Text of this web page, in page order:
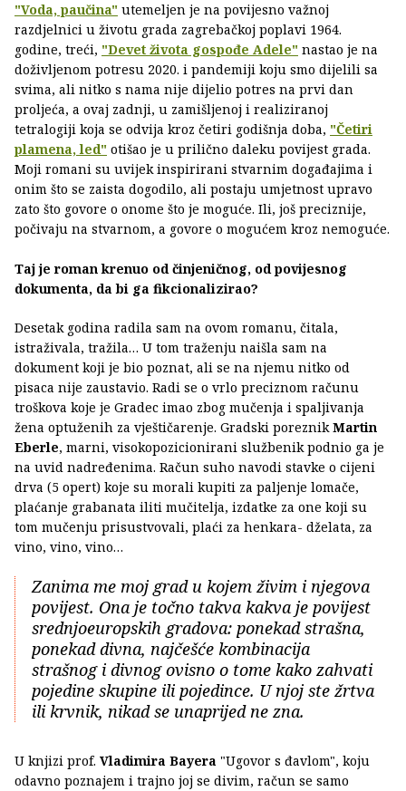
"Voda, paučina" utemeljen je na povijesno važnoj
razdjelnici u životu grada zagrebačkoj poplavi 1964.
godine, treći, "Devet života gospođe Adele" nastao je na
doživljenom potresu 2020. i pandemiji koju smo dijelili sa
svima, ali nitko s nama nije dijelio potres na prvi dan
proljeća, a ovaj zadnji, u zamišljenoj i realiziranoj
tetralogiji koja se odvija kroz četiri godišnja doba, "Četiri
plamena, led" otišao je u prilično daleku povijest grada.
Moji romani su uvijek inspirirani stvarnim događajima i
onim što se zaista dogodilo, ali postaju umjetnost upravo
zato što govore o onome što je moguće. Ili, još preciznije,
počivaju na stvarnom, a govore o mogućem kroz nemoguće.
Taj je roman krenuo od činjeničnog, od povijesnog
dokumenta, da bi ga fikcionalizirao?
Desetak godina radila sam na ovom romanu, čitala,
istraživala, tražila… U tom traženju naišla sam na
dokument koji je bio poznat, ali se na njemu nitko od
pisaca nije zaustavio. Radi se o vrlo preciznom računu
troškova koje je Gradec imao zbog mučenja i spaljivanja
žena optuženih za vještičarenje. Gradski poreznikMartin
Eberle, marni, visokopozicionirani službenik podnio ga je
na uvid nadređenima. Račun suho navodi stavke o cijeni
drva (5 opert) koje su morali kupiti za paljenje lomače,
plaćanje grabanata iliti mučitelja, izdatke za one koji su
tom mučenju prisustvovali, plaći za henkara- dželata, za
vino, vino, vino…
Zanima me moj grad u kojem živim i njegova
povijest. Ona je točno takva kakva je povijest
srednjoeuropskih gradova: ponekad strašna,
ponekad divna, najčešće kombinacija
strašnog i divnog ovisno o tome kako zahvati
pojedine skupine ili pojedince. U njoj ste žrtva
ili krvnik, nikad se unaprijed ne zna.
U knjizi prof. Vladimira Bayera "Ugovor s đavlom", koju
odavno poznajem i trajno joj se divim, račun se samo